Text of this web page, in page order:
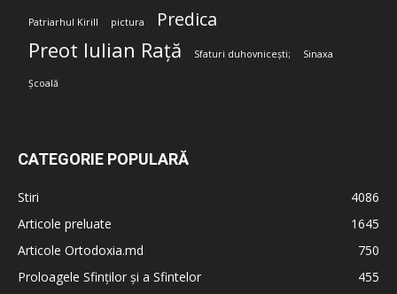
Patriarhul Kirill pictura Predica
Preot Iulian Rață Sfaturi duhovnicești; Sinaxa
Școală
CATEGORIE POPULARĂ
Stiri
4086
Articole preluate
1645
Articole Ortodoxia.md
750
Proloagele Sfinților și a Sfintelor
455